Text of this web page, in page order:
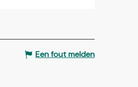
Een fout melden